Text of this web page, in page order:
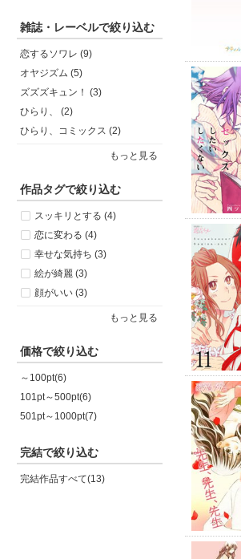
雑誌・レーベルで絞り込む
恋するソワレ (9)
オヤジズム (5)
ズズズキュン！ (3)
ひらり、 (2)
ひらり、コミックス (2)
もっと見る
作品タグで絞り込む
スッキリとする (4)
恋に変わる (4)
幸せな気持ち (3)
絵が綺麗 (3)
顔がいい (3)
もっと見る
価格で絞り込む
～100pt(6)
101pt～500pt(6)
501pt～1000pt(7)
完結で絞り込む
完結作品すべて(13)